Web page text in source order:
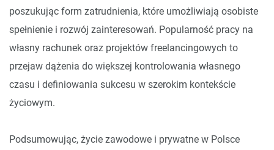
poszukując form zatrudnienia, które umożliwiają osobiste
spełnienie i rozwój zainteresowań. Popularność pracy na
własny rachunek oraz projektów freelancingowych to
przejaw dążenia do większej kontrolowania własnego
czasu i definiowania sukcesu w szerokim kontekście
życiowym.
Podsumowując, życie zawodowe i prywatne w Polsce